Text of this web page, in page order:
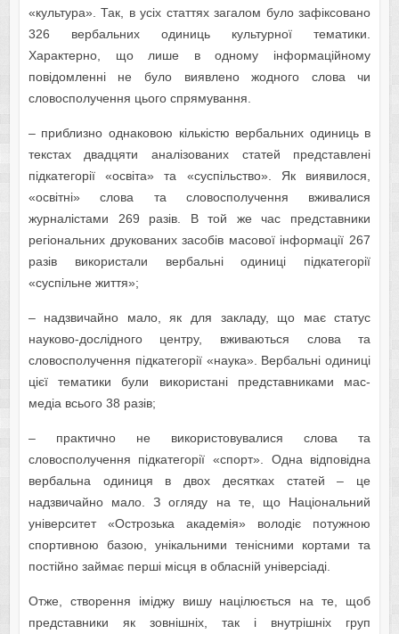
«культура». Так, в усіх статтях загалом було зафіксовано
326 вербальних одиниць культурної тематики.
Характерно, що лише в одному інформаційному
повідомленні не було виявлено жодного слова чи
словосполучення цього спрямування.
– приблизно однаковою кількістю вербальних одиниць в
текстах двадцяти аналізованих статей представлені
підкатегорії «освіта» та «суспільство». Як виявилося,
«освітні» слова та словосполучення вживалися
журналістами 269 разів. В той же час представники
регіональних друкованих засобів масової інформації 267
разів використали вербальні одиниці підкатегорії
«суспільне життя»;
– надзвичайно мало, як для закладу, що має статус
науково-дослідного центру, вживаються слова та
словосполучення підкатегорії «наука». Вербальні одиниці
цієї тематики були використані представниками мас-
медіа всього 38 разів;
– практично не використовувалися слова та
словосполучення підкатегорії «спорт». Одна відповідна
вербальна одиниця в двох десятках статей – це
надзвичайно мало. З огляду на те, що Національний
університет «Острозька академія» володіє потужною
спортивною базою, унікальними тенісними кортами та
постійно займає перші місця в обласній універсіаді.
Отже, створення іміджу вишу націлюється на те, щоб
представники як зовнішніх, так і внутрішніх груп